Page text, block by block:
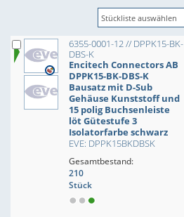
6355-0001-12 // DPPK15-BK-
DBS-K
Encitech Connectors AB
DPPK15-BK-DBS-K
Bausatz mit D-Sub
Gehäuse Kunststoff und
15 polig Buchsenleiste
löt Gütestufe 3
Isolatorfarbe schwarz
EVE: DPPK15BKDBSK
Gesamtbestand:
210
Stück